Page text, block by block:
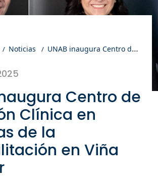
Noticias UNAB inaugura Centro de Atención Clínica en Ciencias de la Rehabilitación en Viña del Mar
Centro de
Clínica en
de la
en Viña